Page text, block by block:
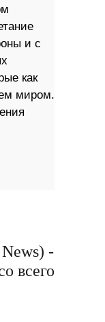
и с
как
миром.
-
всего